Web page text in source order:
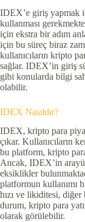
IDEX’e giriş yapmak
kullanması
için ekstra bir adım
için bu süreç biraz
kullanıcıların kripto
sağlar. IDEX’in giriş
gibi konularda bilgi
olabilir.
IDEX Nasıldır?
IDEX, kripto para
çıkar. Kullanıcıların
bu platform, kripto
Ancak, IDEX’in
eksiklikler
platformun kullanımı
hızı ve likiditesi,
durum, kripto para
olarak görülebilir.